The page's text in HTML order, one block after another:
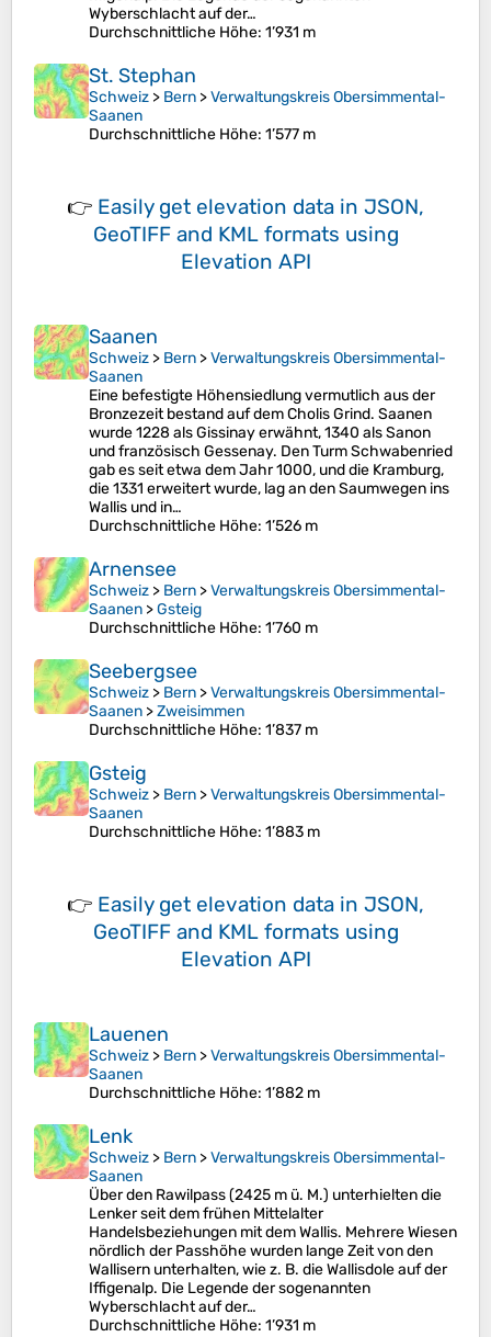
Wyberschlacht auf der…
Durchschnittliche Höhe: 1’931 m
St. Stephan
Schweiz > Bern >Verwaltungskreis Obersimmental-
Saanen
Durchschnittliche Höhe: 1’577 m
👉 Easily get elevation data in JSON,
GeoTIFF and KML formats using
Elevation API
Saanen
Schweiz > Bern >Verwaltungskreis Obersimmental-
Saanen
Eine befestigte Höhensiedlung vermutlich aus der
Bronzezeit bestand auf dem Cholis Grind. Saanen
wurde 1228 als Gissinay erwähnt, 1340 als Sanon
und französisch Gessenay. Den Turm Schwabenried
gab es seit etwa dem Jahr 1000, und die Kramburg,
die 1331 erweitert wurde, lag an den Saumwegen ins
Wallis und in…
Durchschnittliche Höhe: 1’526 m
Arnensee
Schweiz > Bern >Verwaltungskreis Obersimmental-
Saanen >Gsteig
Durchschnittliche Höhe: 1’760 m
Seebergsee
Schweiz > Bern >Verwaltungskreis Obersimmental-
Saanen >Zweisimmen
Durchschnittliche Höhe: 1’837 m
Gsteig
Schweiz > Bern >Verwaltungskreis Obersimmental-
Saanen
Durchschnittliche Höhe: 1’883 m
👉 Easily get elevation data in JSON,
GeoTIFF and KML formats using
Elevation API
Lauenen
Schweiz > Bern >Verwaltungskreis Obersimmental-
Saanen
Durchschnittliche Höhe: 1’882 m
Lenk
Schweiz > Bern >Verwaltungskreis Obersimmental-
Saanen
Über den Rawilpass (2425 m ü. M.) unterhielten die
Lenker seit dem frühen Mittelalter
Handelsbeziehungen mit dem Wallis. Mehrere Wiesen
nördlich der Passhöhe wurden lange Zeit von den
Wallisern unterhalten, wie z. B. die Wallisdole auf der
Iffigenalp. Die Legende der sogenannten
Wyberschlacht auf der…
Durchschnittliche Höhe: 1’931 m